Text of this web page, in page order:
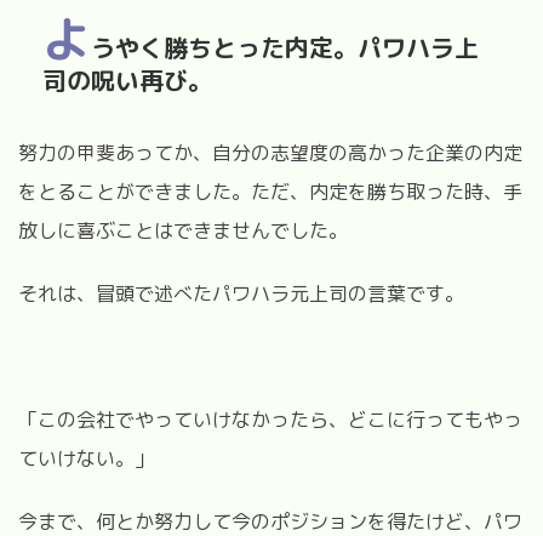
よ うやく勝ちとった内定。パワハラ上
司の呪い再び。
努力の甲斐あってか、自分の志望度の高かった企業の内定
をとることができました。ただ、内定を勝ち取った時、手
放しに喜ぶことはできませんでした。
それは、冒頭で述べたパワハラ元上司の言葉です。
「この会社でやっていけなかったら、どこに行ってもやっ
ていけない。」
今まで、何とか努力して今のポジションを得たけど、パワ